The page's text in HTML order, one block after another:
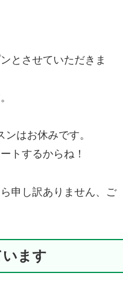
とさせていただきま
はお休みです。
トするからね！
申し訳ありません、ご
います